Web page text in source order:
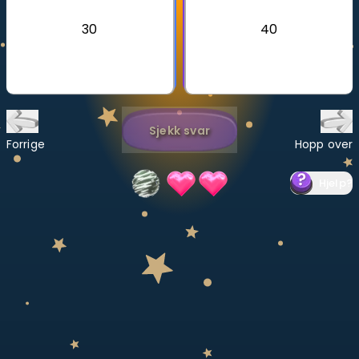
Bestill privatundervisning
LÆREPLAN
Velg læreplan
Logg inn
30 40
Forrige
Sjekk svar
Hopp over
?